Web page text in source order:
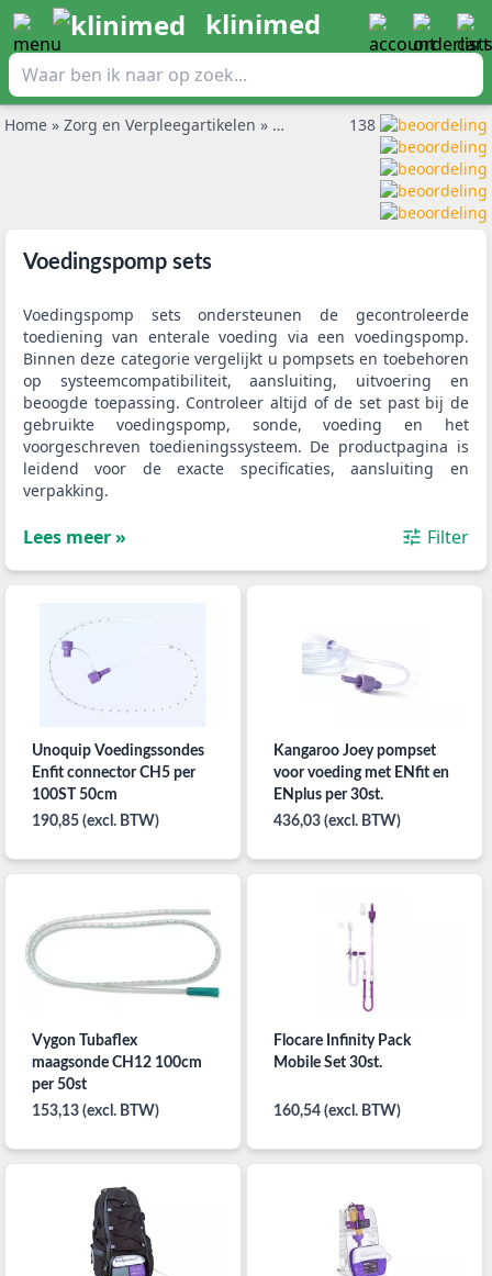
klinimed
Home » Zorg en Verpleegartikelen » Voedingspomp sets
138
Voedingspomp sets
Voedingspomp sets ondersteunen de gecontroleerde
toediening van enterale voeding via een voedingspomp.
Binnen deze categorie vergelijkt u pompsets en toebehoren
op systeemcompatibiliteit, aansluiting, uitvoering en
beoogde toepassing. Controleer altijd of de set past bij de
gebruikte voedingspomp, sonde, voeding en het
voorgeschreven toedieningssysteem. De productpagina is
leidend voor de exacte specificaties, aansluiting en
verpakking.
Lees meer » Filter
Unoquip Voedingssondes
Enfit connector CH5 per
100ST 50cm
190,85 (excl. BTW)
Kangaroo Joey pompset
voor voeding met ENfit en
ENplus per 30st.
436,03 (excl. BTW)
Vygon Tubaflex
maagsonde CH12 100cm
per 50st
153,13 (excl. BTW)
Flocare Infinity Pack
Mobile Set 30st.
160,54 (excl. BTW)